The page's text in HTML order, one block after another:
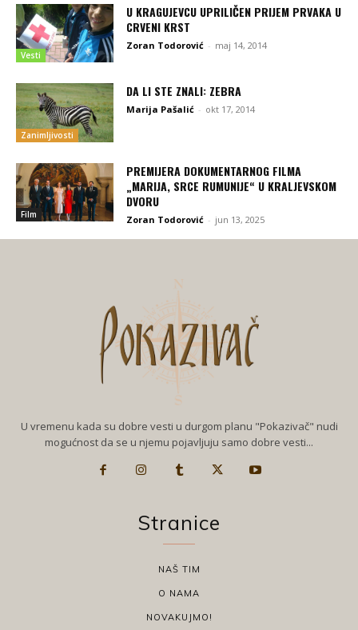
Vesti
U KRAGUJEVCU UPRILIČEN PRIJEM PRVAKA U
CRVENI KRST
Zoran Todorović - maj 14, 2014
Zanimljivosti
DA LI STE ZNALI: ZEBRA
Marija Pašalić - okt 17, 2014
Film
PREMIJERA DOKUMENTARNOG FILMA
„MARIJA, SRCE RUMUNIJE“ U KRALJEVSKOM
DVORU
Zoran Todorović - jun 13, 2025
U vremenu kada su dobre vesti u durgom planu "Pokazivač" nudi
mogućnost da se u njemu pojavljuju samo dobre vesti...
Stranice
NAŠ TIM
O NAMA
NOVAKUJMO!